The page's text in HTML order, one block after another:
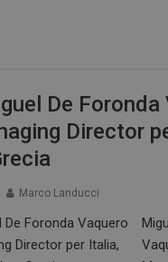
De Foronda
Director
Marco Landucci